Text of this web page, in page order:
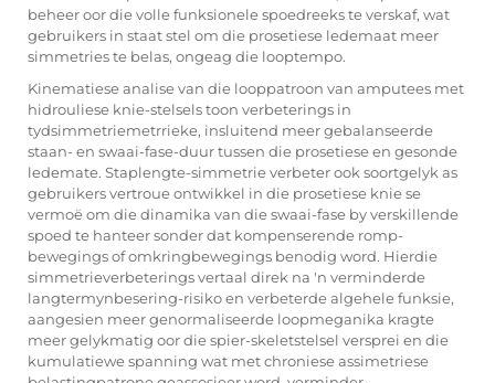
beheer oor die volle funksionele spoedreeks te verskaf, wat
gebruikers in staat stel om die prosetiese ledemaat meer
simmetries te belas, ongeag die looptempo.
Kinematiese analise van die looppatroon van amputees met
hidrouliese knie-stelsels toon verbeterings in
tydsimmetriemetrrieke, insluitend meer gebalanseerde
staan- en swaai-fase-duur tussen die prosetiese en gesonde
ledemate. Staplengte-simmetrie verbeter ook soortgelyk as
gebruikers vertroue ontwikkel in die prosetiese knie se
vermoë om die dinamika van die swaai-fase by verskillende
spoed te hanteer sonder dat kompenserende romp-
bewegings of omkringbewegings benodig word. Hierdie
simmetrieverbeterings vertaal direk na 'n verminderde
langtermynbesering-risiko en verbeterde algehele funksie,
aangesien meer genormaliseerde loopmeganika kragte
meer gelykmatig oor die spier-skeletstelsel versprei en die
kumulatiewe spanning wat met chroniese assimetriese